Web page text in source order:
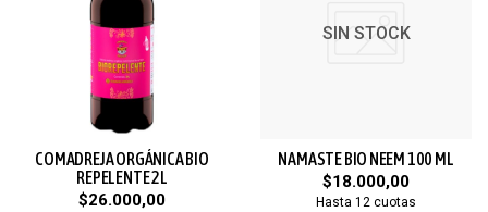
COMADREJA ORGÁNICA BIO
REPELENTE 2L
$26.000,00
SIN STOCK
NAMASTE BIO NEEM 100 ML
$18.000,00
Hasta 12 cuotas